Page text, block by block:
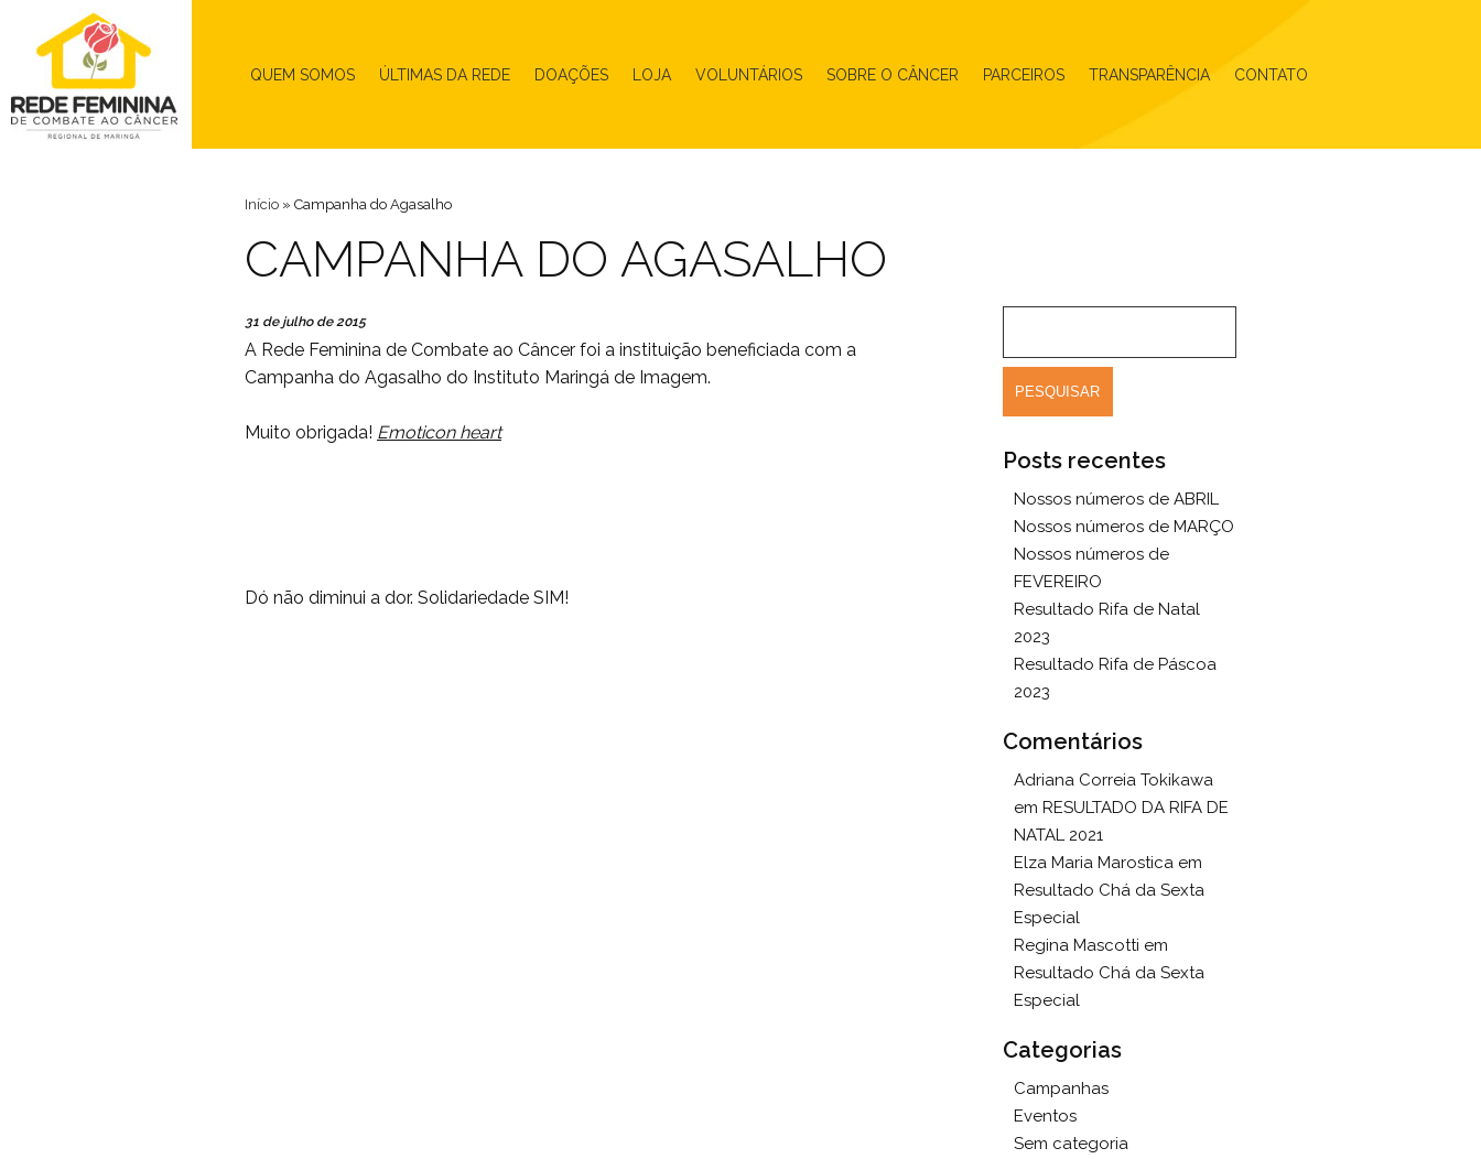
QUEM SOMOS ÚLTIMAS DA REDE DOAÇÕES LOJA VOLUNTÁRIOS SOBRE O CÂNCER PARCEIROS TRANSPARÊNCIA CONTATO
Início » Campanha do Agasalho
CAMPANHA DO AGASALHO
31 de julho de 2015
A Rede Feminina de Combate ao Câncer foi a instituição beneficiada com a
Campanha do Agasalho do Instituto Maringá de Imagem.
Muito obrigada! Emoticon heart
Dó não diminui a dor. Solidariedade SIM!
Posts recentes
Nossos números de ABRIL
Nossos números de MARÇO
Nossos números de
FEVEREIRO
Resultado Rifa de Natal
2023
Resultado Rifa de Páscoa
2023
Comentários
Adriana Correia Tokikawa
em RESULTADO DA RIFA DE
NATAL 2021
Elza Maria Marosticaem
Resultado Chá da Sexta
Especial
Regina Mascotti em
Resultado Chá da Sexta
Especial
Categorias
Campanhas
Eventos
Sem categoria